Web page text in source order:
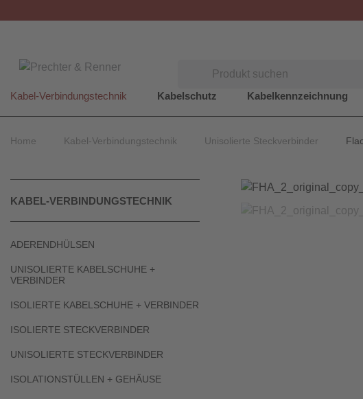
Suchen
Kabel-Verbindungstechnik
Kabelschutz Kabelkennzeichnung
Home Kabel-Verbindungstechnik Unisolierte Steckverbinder
KABEL-VERBINDUNGSTECHNIK
ADERENDHÜLSEN
UNISOLIERTE KABELSCHUHE +
VERBINDER
ISOLIERTE KABELSCHUHE + VERBINDER
ISOLIERTE STECKVERBINDER
UNISOLIERTE STECKVERBINDER
ISOLATIONSTÜLLEN + GEHÄUSE